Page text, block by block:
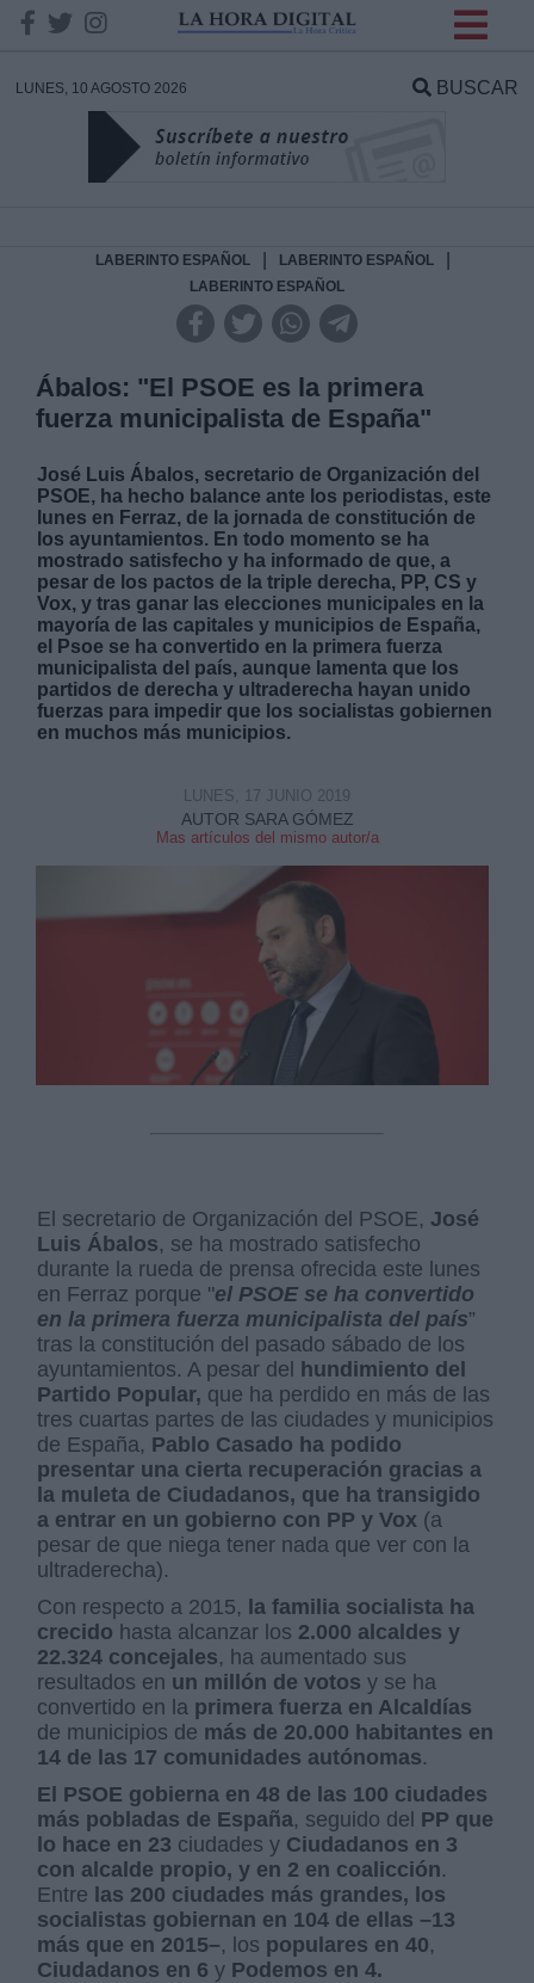
LUNES, 10 AGOSTO 2026 BUSCAR
LABERINTO ESPAÑOL LABERINTO ESPAÑOL
LABERINTO ESPAÑOL
Ábalos: "El PSOE es la primera
fuerza municipalista de España"
José Luis Ábalos, secretario de Organización del
PSOE, ha hecho balance ante los periodistas, este
lunes en Ferraz, de la jornada de constitución de
los ayuntamientos. En todo momento se ha
mostrado satisfecho y ha informado de que, a
pesar de los pactos de la triple derecha, PP, CS y
Vox, y tras ganar las elecciones municipales en la
mayoría de las capitales y municipios de España,
el Psoe se ha convertido en la primera fuerza
municipalista del país, aunque lamenta que los
partidos de derecha y ultraderecha hayan unido
fuerzas para impedir que los socialistas gobiernen
en muchos más municipios.
AUTOR SARA GÓMEZ
Mas artículos del mismo autor/a
LUNES, 17 JUNIO 2019
El secretario de Organización del PSOE, José
Luis Ábalos, se ha mostrado satisfecho
durante la rueda de prensa ofrecida este lunes
en Ferraz porque "el PSOE se ha convertido
en la primera fuerza municipalista del país”
tras la constitución del pasado sábado de los
ayuntamientos. A pesar del hundimiento del
Partido Popular, que ha perdido en más de las
tres cuartas partes de las ciudades y municipios
de España, Pablo Casado ha podido
presentar una cierta recuperación gracias a
la muleta de Ciudadanos, que ha transigido
a entrar en un gobierno con PP y Vox (a
pesar de que niega tener nada que ver con la
ultraderecha).
Con respecto a 2015, la familia socialista ha
crecido hasta alcanzar los 2.000 alcaldes y
22.324 concejales, ha aumentado sus
resultados en un millón de votos y se ha
convertido en la primera fuerza en Alcaldías
de municipios de más de 20.000 habitantes en
14 de las 17 comunidades autónomas.
El PSOE gobierna en 48 de las 100 ciudades
más pobladas de España, seguido del PP que
lo hace en 23 ciudades y Ciudadanos en 3
con alcalde propio, y en 2 en coalicción.
Entre las 200 ciudades más grandes, los
socialistas gobiernan en 104 de ellas –13
más que en 2015–, los populares en 40,
Ciudadanos en 6y Podemos en 4.
DATOS
Responsable:
Destinatarios:
Derechos:
Información adicional